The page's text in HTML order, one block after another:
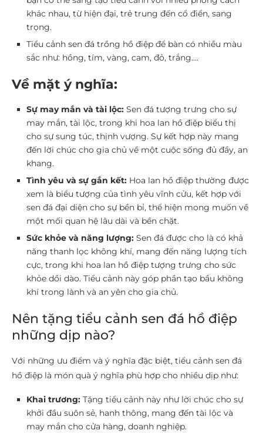
khác nhau, từ hiện đại, trẻ trung đến cổ điển, sang
trọng.
Tiểu cảnh sen đá trồng hồ điệp để bàn có nhiều màu
sắc như: hồng, tím, vàng, cam, đỏ, trắng….
Về mặt ý nghĩa:
Sự may mắn và tài lộc: Sen đá tượng trưng cho sự
may mắn, tài lộc, trong khi hoa lan hồ điệp biểu thị
cho sự sung túc, thịnh vượng. Sự kết hợp này mang
đến lời chúc cho gia chủ về một cuộc sống đủ đầy, an
khang.
Tình yêu và sự gắn kết: Hoa lan hồ điệp thường được
xem là biểu tượng của tình yêu vĩnh cửu, kết hợp với
sen đá đại diện cho sự bền bỉ, thể hiện mong muốn về
một mối quan hệ lâu dài và bền chặt.
Sức khỏe và năng lượng: Sen đá được cho là có khả
năng thanh lọc không khí, mang đến năng lượng tích
cực, trong khi hoa lan hồ điệp tượng trưng cho sức
khỏe dồi dào. Tiểu cảnh này góp phần tạo bầu không
khí trong lành và an yên cho gia chủ.
Nên tặng tiểu cảnh sen đá hồ điệp
những dịp nào?
Với những ưu điểm và ý nghĩa đặc biệt, tiểu cảnh sen đá
hồ điệp là món quà ý nghĩa phù hợp cho nhiều dịp như:
Khai trương: Tặng tiểu cảnh này như lời chúc cho sự
khởi đầu suôn sẻ, hanh thông, mang đến tài lộc và
may mắn cho cửa hàng, doanh nghiệp.